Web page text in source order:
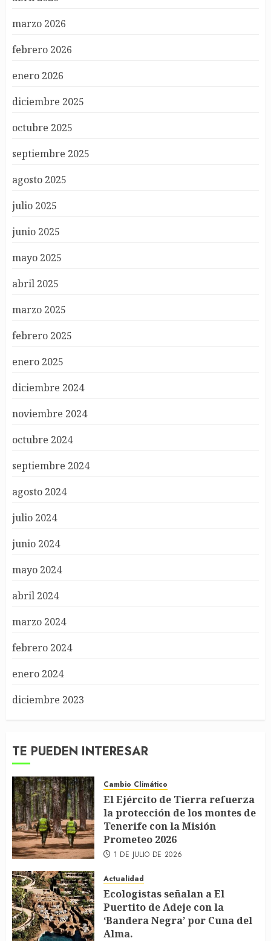
marzo 2026
febrero 2026
enero 2026
diciembre 2025
octubre 2025
septiembre 2025
agosto 2025
julio 2025
junio 2025
mayo 2025
abril 2025
marzo 2025
febrero 2025
enero 2025
diciembre 2024
noviembre 2024
octubre 2024
septiembre 2024
agosto 2024
julio 2024
junio 2024
mayo 2024
abril 2024
marzo 2024
febrero 2024
enero 2024
diciembre 2023
TE PUEDEN INTERESAR
Cambio Climático
El Ejército de Tierra refuerza
la protección de los montes de
Tenerife con la Misión
Prometeo 2026
1 DE JULIO DE 2026
Actualidad
Ecologistas señalan a El
Puertito de Adeje con la
‘Bandera Negra’ por Cuna del
Alma.